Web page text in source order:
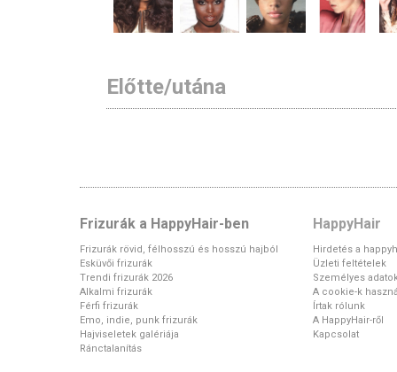
Előtte/utána
Frizurák a HappyHair-ben
Frizurák rövid, félhosszú és hosszú hajból
Esküvői frizurák
Trendi frizurák 2026
Alkalmi frizurák
Férfi frizurák
Emo, indie, punk frizurák
Hajviseletek galériája
Ránctalanítás
HappyHair
Hirdetés a
Üzleti feltételek
Személyes
A cookie-k
Írtak rólunk
A HappyHair-ről
Kapcsolat